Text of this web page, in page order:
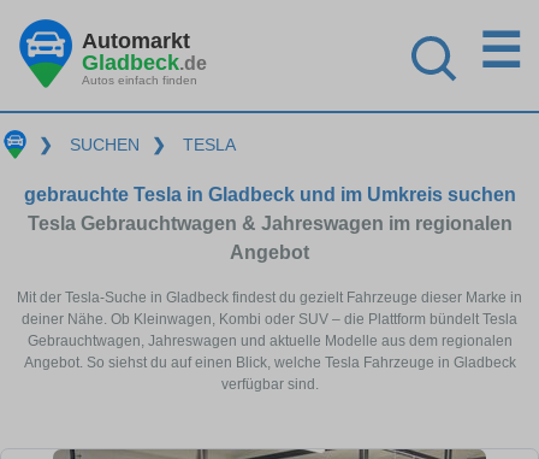
Automarkt
Gladbeck.de
Autos einfach finden
☰
❯ SUCHEN ❯ TESLA
gebrauchte Tesla in Gladbeck und im Umkreis suchen
Tesla Gebrauchtwagen & Jahreswagen im regionalen
Angebot
Mit der Tesla-Suche in Gladbeck findest du gezielt Fahrzeuge dieser Marke in
deiner Nähe. Ob Kleinwagen, Kombi oder SUV – die Plattform bündelt Tesla
Gebrauchtwagen, Jahreswagen und aktuelle Modelle aus dem regionalen
Angebot. So siehst du auf einen Blick, welche Tesla Fahrzeuge in Gladbeck
verfügbar sind.